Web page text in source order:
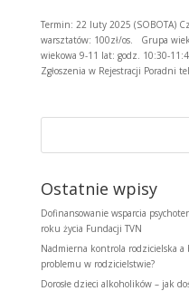
Termin: 22 luty 2025 (SOBOTA)
warsztatów: 100zł/os. Grupa
wiekowa 9-11 lat: godz. 10:30-
Zgłoszenia w Rejestracji Poradni
Ostatnie wpisy
Dofinansowanie wsparcia
roku życia Fundacji TVN
Nadmierna kontrola rodzicielska a
problemu w rodzicielstwie?
Dorosłe dzieci alkoholików – jak